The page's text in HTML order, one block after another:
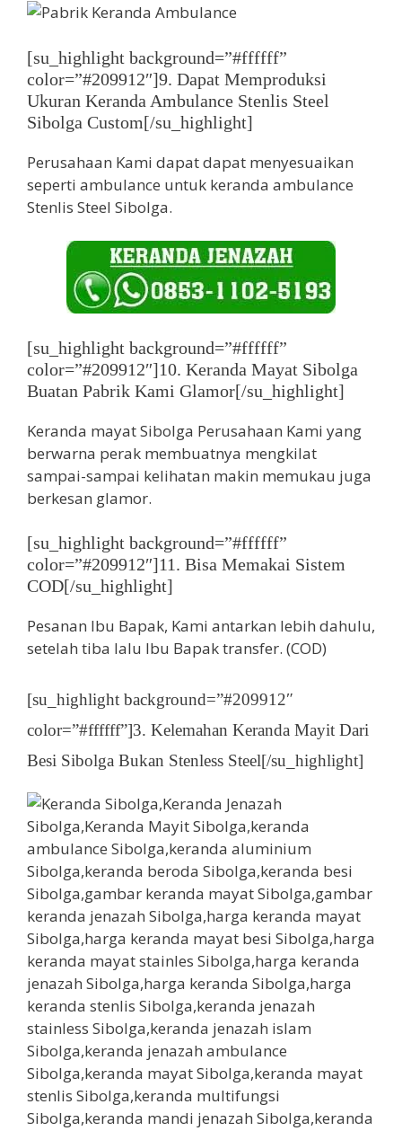
[su_highlight background=”#ffffff”
color=”#209912″]9. Dapat Memproduksi
Ukuran Keranda Ambulance Stenlis Steel
Sibolga Custom[/su_highlight]
Perusahaan Kami dapat dapat menyesuaikan
seperti ambulance untuk keranda ambulance
Stenlis Steel Sibolga.
[su_highlight background=”#ffffff”
color=”#209912″]10. Keranda Mayat Sibolga
Buatan Pabrik Kami Glamor[/su_highlight]
Keranda mayat Sibolga Perusahaan Kami yang
berwarna perak membuatnya mengkilat
sampai-sampai kelihatan makin memukau juga
berkesan glamor.
[su_highlight background=”#ffffff”
color=”#209912″]11. Bisa Memakai Sistem
COD[/su_highlight]
Pesanan Ibu Bapak, Kami antarkan lebih dahulu,
setelah tiba lalu Ibu Bapak transfer. (COD)
[su_highlight background=”#209912″
color=”#ffffff”]3. Kelemahan Keranda Mayit Dari
Besi Sibolga Bukan Stenless Steel[/su_highlight]